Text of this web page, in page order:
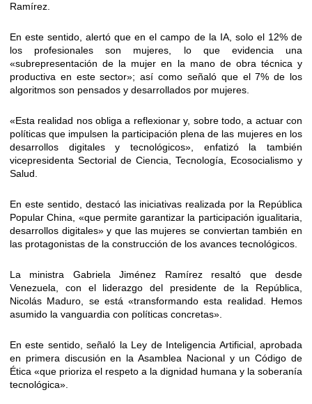
Ramírez.
En este sentido, alertó que en el campo de la IA, solo el 12% de
los profesionales son mujeres, lo que evidencia una
«subrepresentación de la mujer en la mano de obra técnica y
productiva en este sector»; así como señaló que el 7% de los
algoritmos son pensados y desarrollados por mujeres.
«Esta realidad nos obliga a reflexionar y, sobre todo, a actuar con
políticas que impulsen la participación plena de las mujeres en los
desarrollos digitales y tecnológicos», enfatizó la también
vicepresidenta Sectorial de Ciencia, Tecnología, Ecosocialismo y
Salud.
En este sentido, destacó las iniciativas realizada por la República
Popular China, «que permite garantizar la participación igualitaria,
desarrollos digitales» y que las mujeres se conviertan también en
las protagonistas de la construcción de los avances tecnológicos.
La ministra Gabriela Jiménez Ramírez resaltó que desde
Venezuela, con el liderazgo del presidente de la República,
Nicolás Maduro, se está «transformando esta realidad. Hemos
asumido la vanguardia con políticas concretas».
En este sentido, señaló la Ley de Inteligencia Artificial, aprobada
en primera discusión en la Asamblea Nacional y un Código de
Ética «que prioriza el respeto a la dignidad humana y la soberanía
tecnológica».